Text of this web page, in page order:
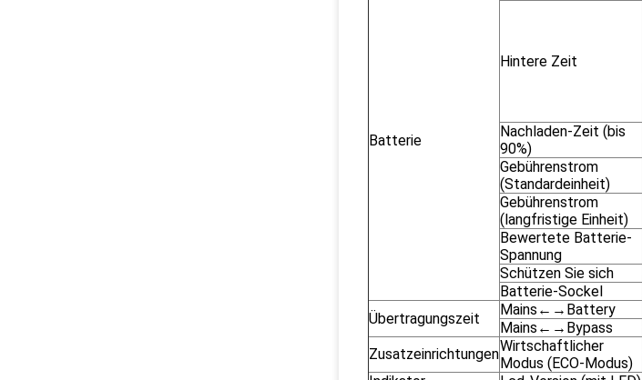
Batterie
Hintere Zeit
Nachladen-Zeit (bis
90%)
Gebührenstrom
(Standardeinheit)
Gebührenstrom
(langfristige Einheit)
Bewertete Batterie-
Spannung
Schützen Sie sich
Batterie-Sockel
Übertragungszeit
Mains←→Battery
Mains←→Bypass
ZusatzeinrichtungenWirtschaftlicher
Modus (ECO-Modus)